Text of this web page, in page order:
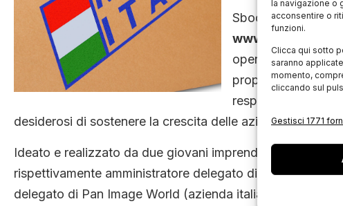
la navigazione o
acconsentire o
funzioni.
Clicca qui sotto
saranno
momento,
cliccando sul
Gestisci 1771
Sboccia con
operano
proprio brand e la
responsabili in
desiderosi di sostenere la crescita delle aziende europee.
Ideato e realizzato da due giovani imprenditori italiani,
rispettivamente amministratore delegato di Idea (società
delegato di Pan Image World (azienda italiana leader nel